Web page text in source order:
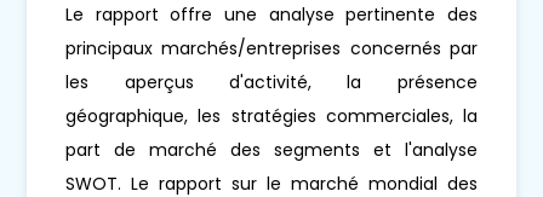
Le rapport offre une analyse pertinente des
principaux marchés/entreprises concernés par
les aperçus d'activité, la présence
géographique, les stratégies commerciales, la
part de marché des segments et l'analyse
SWOT. Le rapport sur le marché mondial des